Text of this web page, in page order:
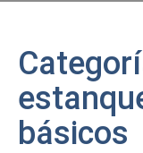
básicos